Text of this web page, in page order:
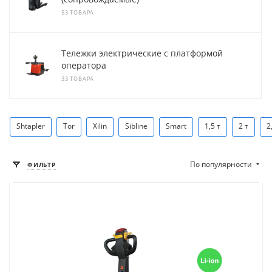
53 ТОВАРА
Тележки электрические с платформой
оператора
33 ТОВАРА
Shtapler Tor Xilin Sibline Smart 1,5 т 2 т
ФИЛЬТР По популярности